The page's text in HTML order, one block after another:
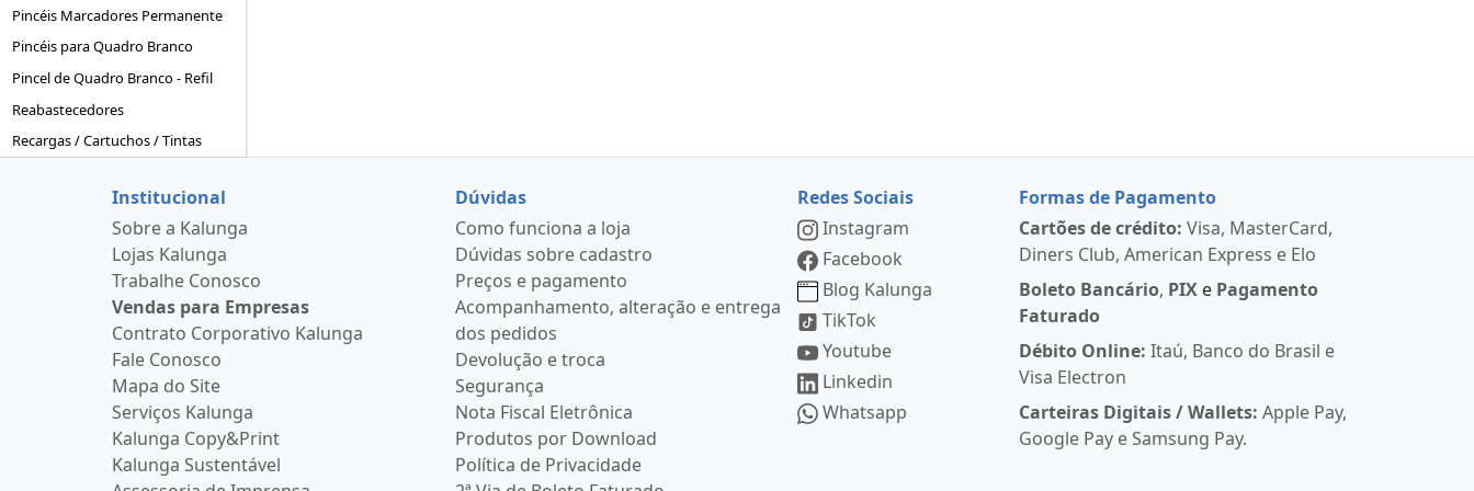
Pincéis Marcadores Permanente
Pincéis para Quadro Branco
Pincel de Quadro Branco - Refil
Reabastecedores
Recargas / Cartuchos / Tintas
Institucional
Sobre a Kalunga
Lojas Kalunga
Trabalhe Conosco
Vendas para Empresas
Contrato Corporativo Kalunga
Fale Conosco
Mapa do Site
Serviços Kalunga
Kalunga Copy&Print
Kalunga Sustentável
Dúvidas
Como funciona a loja
Dúvidas sobre cadastro
Preços e pagamento
Acompanhamento, alteração e entrega
dos pedidos
Devolução e troca
Segurança
Nota Fiscal Eletrônica
Produtos por Download
Política de Privacidade
Redes Sociais
Instagram
Facebook
Blog Kalunga
TikTok
Youtube
Linkedin
Whatsapp
Formas de Pagamento
Cartões de crédito: Visa, MasterCard,
Diners Club, American Express e Elo
Boleto Bancário, PIX e Pagamento
Faturado
Débito Online: Itaú, Banco do Brasil e
Visa Electron
Carteiras Digitais / Wallets:Apple Pay,
Google Pay e Samsung Pay.